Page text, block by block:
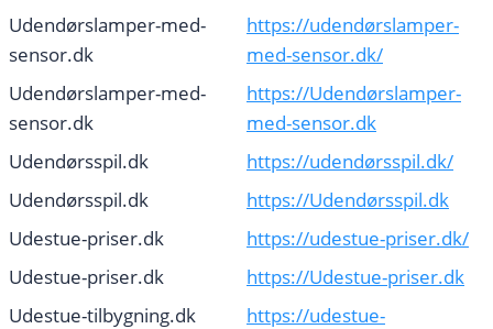
Udendørslamper-med-
sensor.dk
https://udendørslamper-
med-sensor.dk/
Udendørslamper-med-
sensor.dk
https://Udendørslamper-
med-sensor.dk
Udendørsspil.dk
https://udendørsspil.dk/
Udendørsspil.dk
https://Udendørsspil.dk
Udestue-priser.dk
https://udestue-priser.dk/
Udestue-priser.dk
https://Udestue-priser.dk
Udestue-tilbygning.dk
https://udestue-